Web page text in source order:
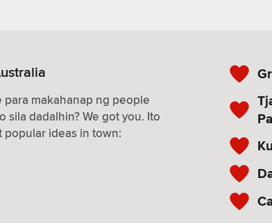
makahanap ng people
sila dadalhin? We got you. Ito
popular ideas in town: